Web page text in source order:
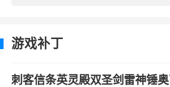
游戏补丁
刺客信条英灵殿双圣剑雷神锤